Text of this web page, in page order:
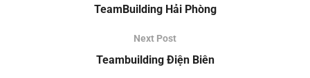
TeamBuilding Hải Phòng
Next Post
Teambuilding Điện Biên